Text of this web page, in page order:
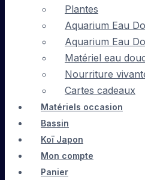
Plantes
Aquarium Eau
Aquarium Eau
Matériel eau
Nourriture
Cartes cadeaux
Matériels occasion
Bassin
Koï Japon
Mon compte
Panier